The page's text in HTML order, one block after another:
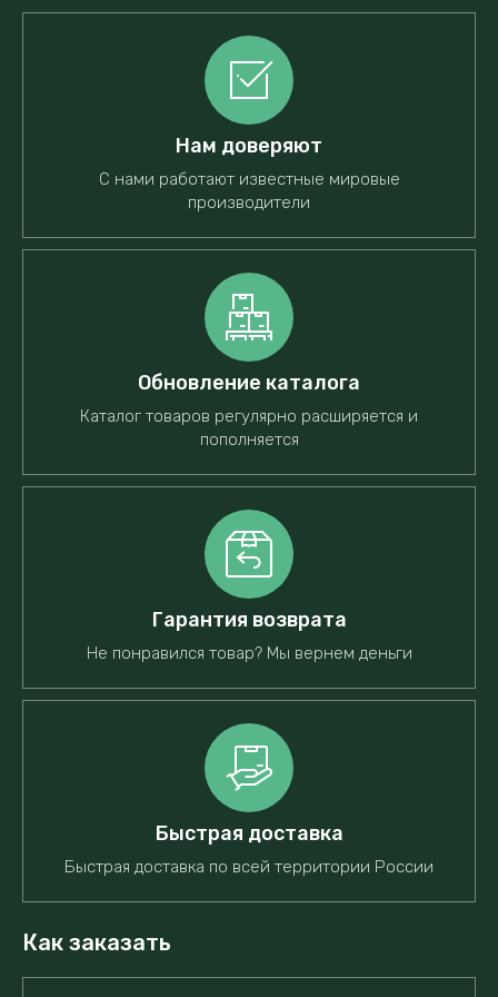
Нам доверяют
С нами работают известные мировые
производители
Обновление каталога
Каталог товаров регулярно расширяется и
пополняется
Гарантия возврата
Не понравился товар? Мы вернем деньги
Быстрая доставка
Быстрая доставка по всей территории России
Как заказать